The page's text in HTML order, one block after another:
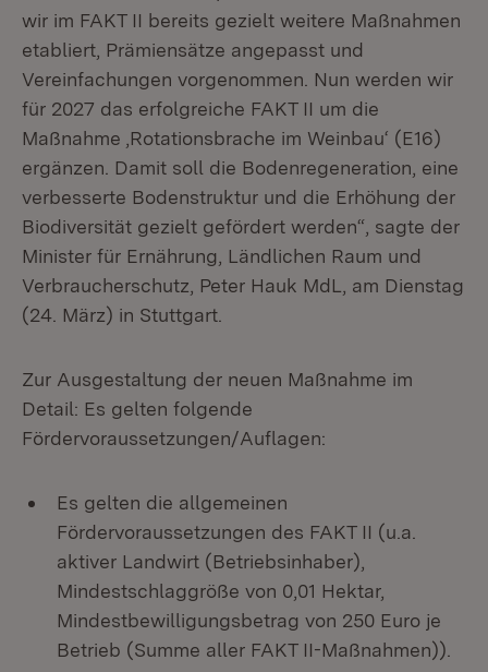
wir im FAKT II bereits gezielt weitere Maßnahmen
etabliert, Prämiensätze angepasst und
Vereinfachungen vorgenommen. Nun werden wir
für 2027 das erfolgreiche FAKT II um die
Maßnahme ‚Rotationsbrache im Weinbau‘ (E16)
ergänzen. Damit soll die Bodenregeneration, eine
verbesserte Bodenstruktur und die Erhöhung der
Biodiversität gezielt gefördert werden“, sagte der
Minister für Ernährung, Ländlichen Raum und
Verbraucherschutz, Peter Hauk MdL, am Dienstag
(24. März) in Stuttgart.
Zur Ausgestaltung der neuen Maßnahme im
Detail: Es gelten folgende
Fördervoraussetzungen/Auflagen:
Es gelten die allgemeinen
Fördervoraussetzungen des FAKT II (u.a.
aktiver Landwirt (Betriebsinhaber),
Mindestschlaggröße von 0,01 Hektar,
Mindestbewilligungsbetrag von 250 Euro je
Betrieb (Summe aller FAKT II-Maßnahmen)).